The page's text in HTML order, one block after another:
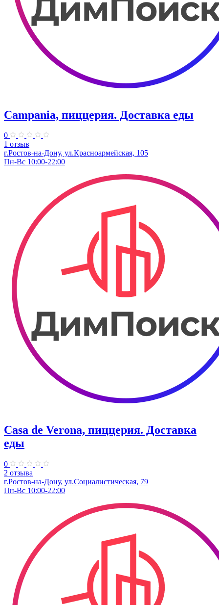
Campania, пиццерия. Доставка еды
0
1 отзыв
г.Ростов-на-Дону, ул.Красноармейская, 105
Пн-Вс 10:00-22:00
Casa de Verona, пиццерия. Доставка
еды
0
2 отзыва
г.Ростов-на-Дону, ул.Социалистическая, 79
Пн-Вс 10:00-22:00